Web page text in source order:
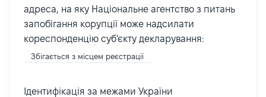
адреса, на яку Національне агентство з питань
запобігання корупції може надсилати
кореспонденцію суб'єкту декларування:
Збігається з місцем реєстрації
Ідентифікація за межами України